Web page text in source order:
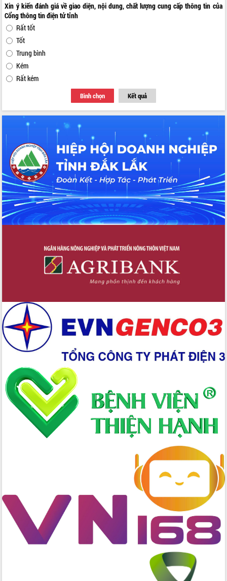
Xin ý kiến đánh giá về giao diện, nội dung, chất lượng cung cấp thông tin của
Cổng thông tin điện tử tỉnh
Rất tốt
Tốt
Trung bình
Kém
Rất kém
Bình chọn Kết quả